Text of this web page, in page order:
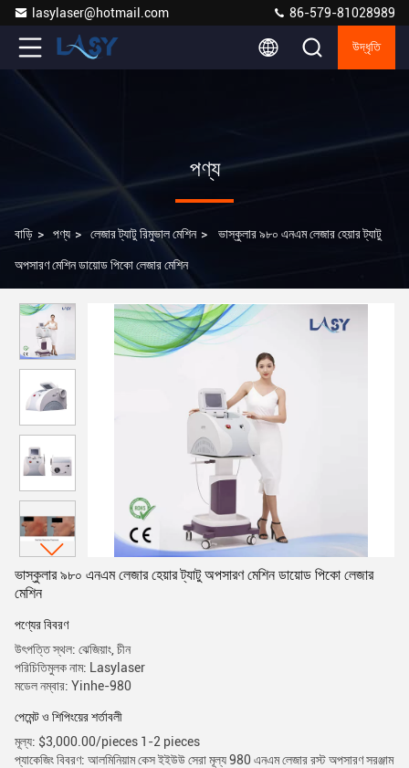
lasylaser@hotmail.com 86-579-81028989
উদ্ধৃতি
পণ্য
বাড়ি > পণ্য > লেজার ট্যাটু রিমুভাল মেশিন > ভাস্কুলার ৯৮০ এনএম লেজার হেয়ার ট্যাটু
অপসারণ মেশিন ডায়োড পিকো লেজার মেশিন
ভাস্কুলার ৯৮০ এনএম লেজার হেয়ার ট্যাটু অপসারণ মেশিন ডায়োড পিকো লেজার
মেশিন
পণ্যের বিবরণ
উৎপত্তি স্থল: ঝেজিয়াং, চীন
পরিচিতিমুলক নাম: Lasylaser
মডেল নম্বার: Yinhe-980
পেমেন্ট ও শিপিংয়ের শর্তাবলী
মূল্য: $3,000.00/pieces 1-2 pieces
প্যাকেজিং বিবরণ: আলমিনিয়াম কেস ইইউউ সেরা মূল্য 980 এনএম লেজার রস্ট অপসারণ সরঞ্জাম